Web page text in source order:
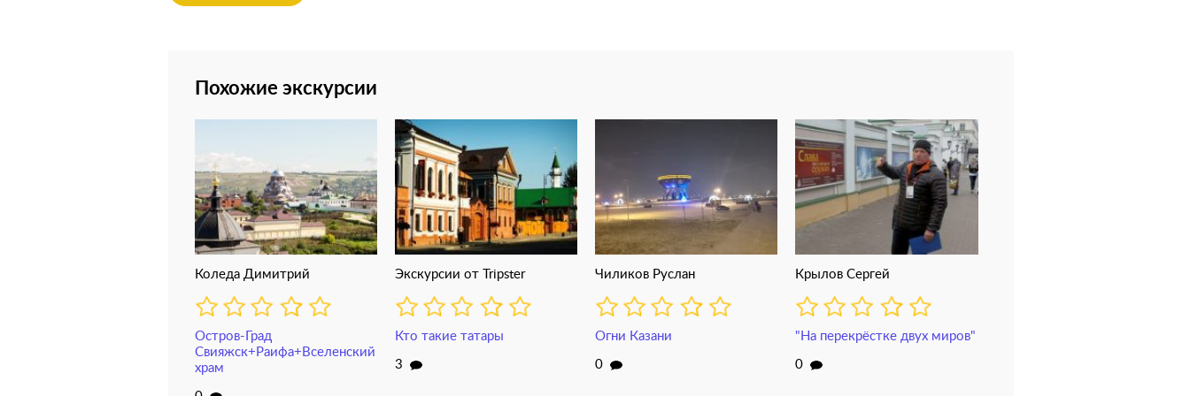
Похожие экскурсии
Коледа Димитрий
Остров-Град
Свияжск+Раифа+Вселенский
храм
Экскурсии от Tripster
Кто такие татары
3
Чиликов Руслан
Огни Казани
0
Крылов Сергей
"На перекрёстке двух миров"
0